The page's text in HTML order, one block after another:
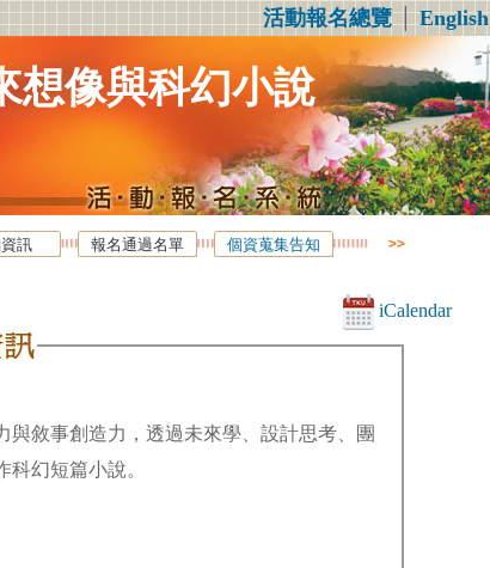
活動報名總覽│English
想像與科幻小說
訊 報名通過名單 個資蒐集告知
iCalendar
敘事創造力，透過未來學、設計思考、團
科幻短篇小說。